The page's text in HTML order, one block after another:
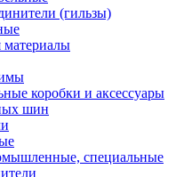
(гильзы)
материалы
коробки и аксессуары
шин
специальные